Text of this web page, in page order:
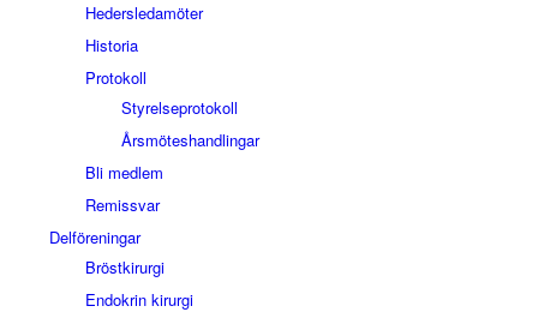
Hedersledamöter
Historia
Protokoll
Styrelseprotokoll
Årsmöteshandlingar
Bli medlem
Remissvar
Delföreningar
Bröstkirurgi
Endokrin kirurgi